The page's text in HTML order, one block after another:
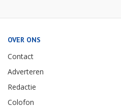
OVER ONS
Contact
Adverteren
Redactie
Colofon